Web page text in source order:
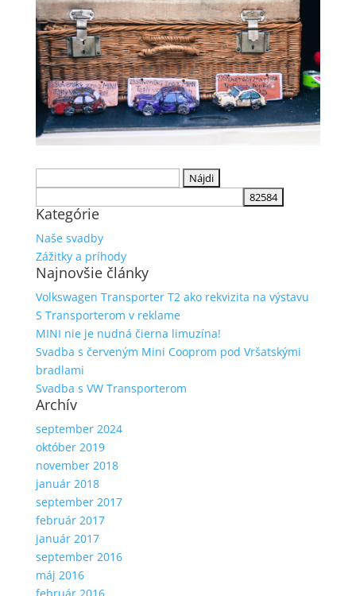
Kategórie
Naše svadby
Zážitky a príhody
Najnovšie články
Volkswagen Transporter T2 ako rekvizita na výstavu
S Transporterom v reklame
MINI nie je nudná čierna limuzína!
Svadba s červeným Mini Cooprom pod Vršatskými
bradlami
Svadba s VW Transporterom
Archív
september 2024
október 2019
november 2018
január 2018
september 2017
február 2017
január 2017
september 2016
máj 2016